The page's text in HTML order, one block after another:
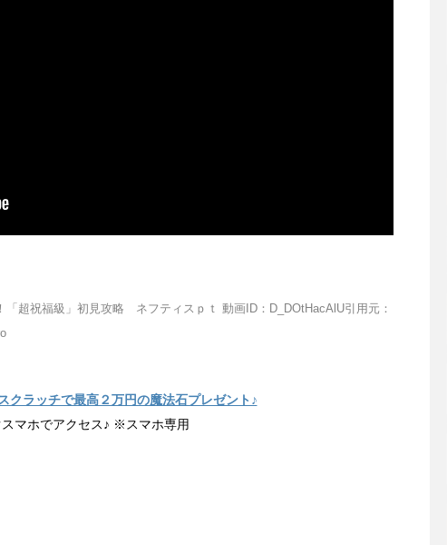
超祝福級」初見攻略 ネフティスｐｔ 動画ID：D_DOtHacAlU引用元：
クラッチで最高２万円の魔法石プレゼント♪
マホでアクセス♪ ※スマホ専用